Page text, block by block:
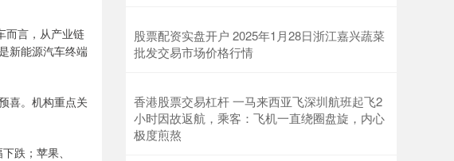
言，从产业链
新能源汽车终端
喜。机构重点关
跌；苹果、
股票配资实盘开户 2025年1月28日浙江嘉兴蔬菜
批发交易市场价格行情
香港股票交易杠杆 一马来西亚飞深圳航班起飞2
小时因故返航，乘客：飞机一直绕圈盘旋，内心
极度煎熬